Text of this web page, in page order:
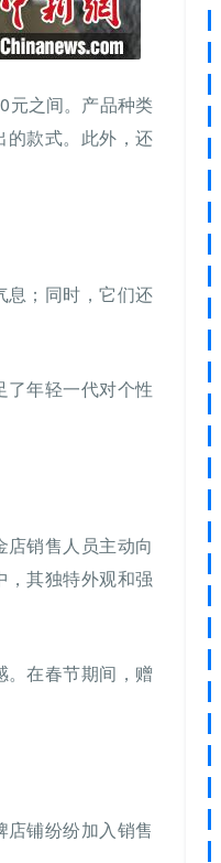
元之间。产品种类
的款式。此外，还
息；同时，它们还
年轻一代对个性
销售人员主动向
其独特外观和强
在春节期间，赠
铺纷纷加入销售